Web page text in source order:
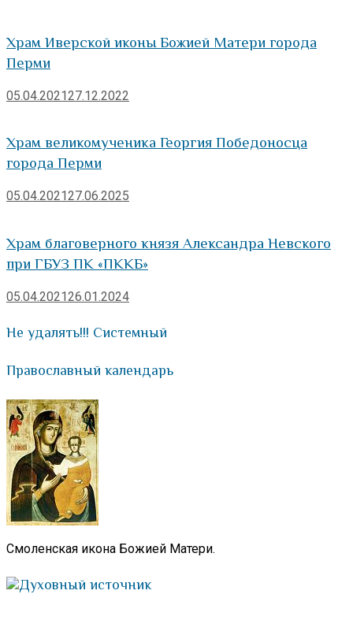
Храм Иверской иконы Божией Матери города
Перми
05.04.202127.12.2022
Храм великомученика Георгия Победоносца
города Перми
05.04.202127.06.2025
Храм благоверного князя Александра Невского
при ГБУЗ ПК «ПККБ»
05.04.202126.01.2024
Не удалять!!! Системный
Православный календарь
Смоленская икона Божией Матери.
Духовный источник